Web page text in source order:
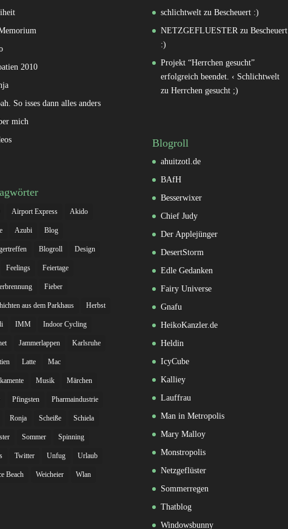
2010
So isses dann alles anders
mich
Airport Express Akido
Azubi Blog
Blogroll Design
Feelings Feiertage
Fieber
aus dem Parkhaus Herbst
IMM Indoor Cycling
Jammerlappen Karlsruhe
Latte Mac
Musik Märchen
Pfingsten Pharmaindustrie
Ronja Scheiße Schiela
Sommer Spinning
Twitter Unfug Urlaub
Beach Weicheier Wlan
schlichtweltzu Bescheuert :)
NETZGEFLUESTERzu Bescheuert
:)
Projekt “Herrchen gesucht”
erfolgreich beendet. ‹ Schlichtwelt
zu Herrchen gesucht ;)
Blogroll
ahuitzotl.de
BAfH
Besserwixer
Chief Judy
Der Applejünger
DesertStorm
Edle Gedanken
Fairy Universe
Gnafu
HeikoKanzler.de
Heldin
IcyCube
Kalliey
Lauffrau
Man in Metropolis
Mary Malloy
Monstropolis
Netzgeflüster
Sommerregen
Thatblog
Windowsbunny